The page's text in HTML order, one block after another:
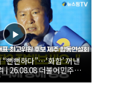
뻔뻔하다”…‘화합’ 꺼낸
| 26.08.08 더불어민주당
보 제주 합동연설회